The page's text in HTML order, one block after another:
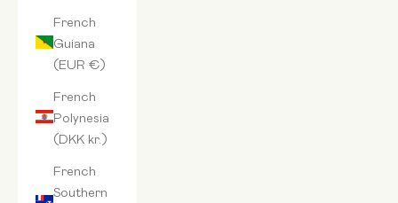
French
Guiana
(EUR €)
French
Polynesia
(DKK kr.)
French
Southern